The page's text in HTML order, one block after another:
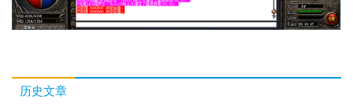
历史文章